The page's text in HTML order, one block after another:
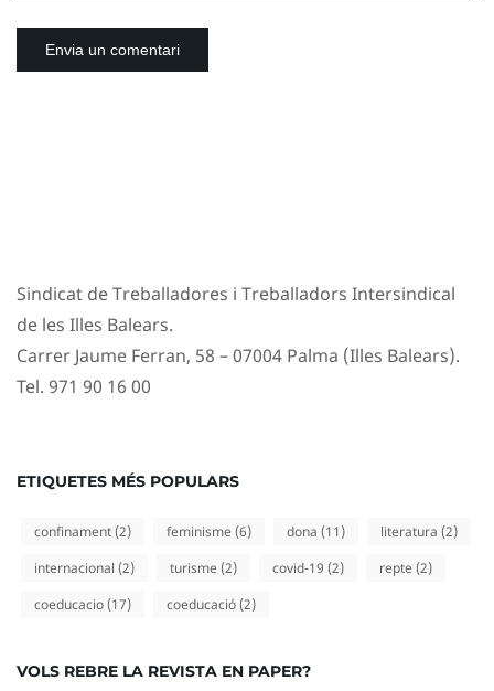
Sindicat de Treballadores i Treballadors Intersindical
de les Illes Balears.
Carrer Jaume Ferran, 58 – 07004 Palma (Illes Balears).
Tel. 971 90 16 00
ETIQUETES MÉS POPULARS
confinament (2) feminisme (6) dona (11) literatura (2)
internacional (2) turisme (2) covid-19 (2) repte (2)
coeducacio (17) coeducació (2)
VOLS REBRE LA REVISTA EN PAPER?